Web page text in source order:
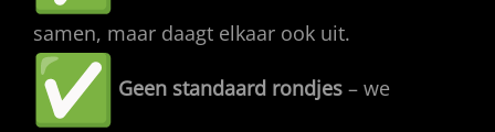
samen, maar daagt elkaar ook uit.
Geen standaard rondjes – we